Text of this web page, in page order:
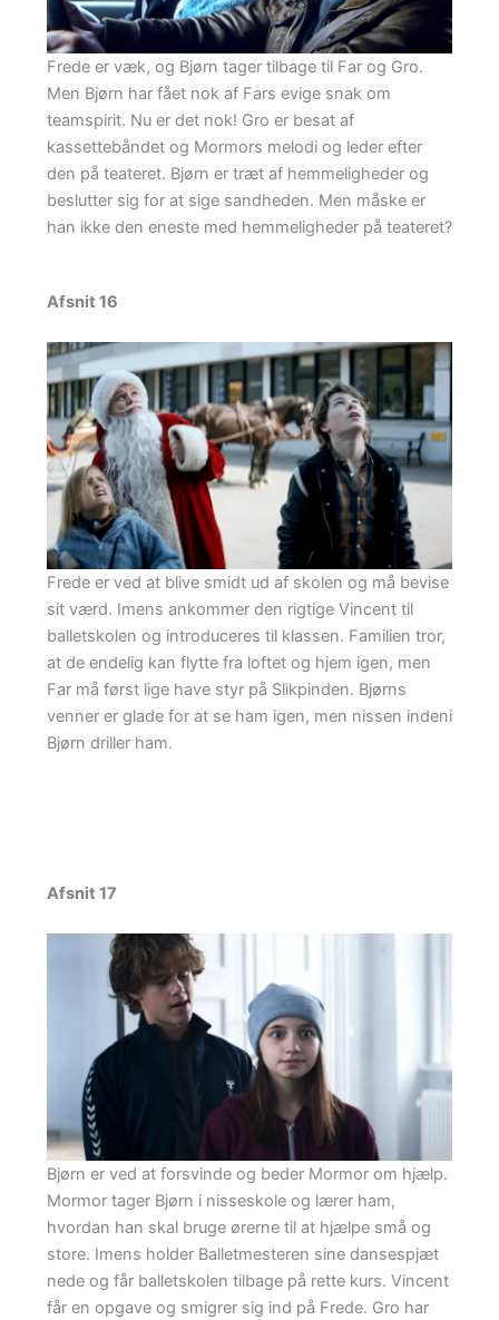
Frede er væk, og Bjørn tager tilbage til Far og Gro.
Men Bjørn har fået nok af Fars evige snak om
teamspirit. Nu er det nok! Gro er besat af
kassettebåndet og Mormors melodi og leder efter
den på teateret. Bjørn er træt af hemmeligheder og
beslutter sig for at sige sandheden. Men måske er
han ikke den eneste med hemmeligheder på teateret?
Afsnit 16
Frede er ved at blive smidt ud af skolen og må bevise
sit værd. Imens ankommer den rigtige Vincent til
balletskolen og introduceres til klassen. Familien tror,
at de endelig kan flytte fra loftet og hjem igen, men
Far må først lige have styr på Slikpinden. Bjørns
venner er glade for at se ham igen, men nissen indeni
Bjørn driller ham.
Afsnit 17
Bjørn er ved at forsvinde og beder Mormor om hjælp.
Mormor tager Bjørn i nisseskole og lærer ham,
hvordan han skal bruge ørerne til at hjælpe små og
store. Imens holder Balletmesteren sine dansespjæt
nede og får balletskolen tilbage på rette kurs. Vincent
får en opgave og smigrer sig ind på Frede. Gro har